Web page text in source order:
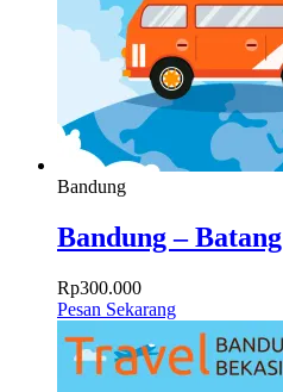
Bandung
Bandung – Batang
Rp300.000
Pesan Sekarang